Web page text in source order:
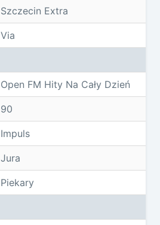
Szczecin Extra
Via
Open FM Hity Na Cały Dzień
90
Impuls
Jura
Piekary